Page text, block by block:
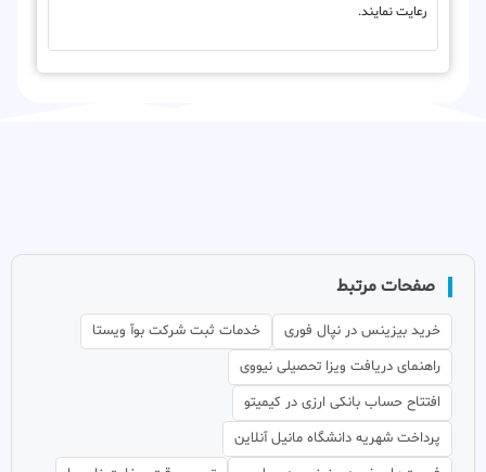
رعایت نمایند.
صفحات مرتبط
خرید بیزینس در نپال فوری
خدمات ثبت شرکت بوآ ویستا
راهنمای دریافت ویزا تحصیلی نیووی
افتتاح حساب بانکی ارزی در کیمیتو
پرداخت شهریه دانشگاه مانیل آنلاین